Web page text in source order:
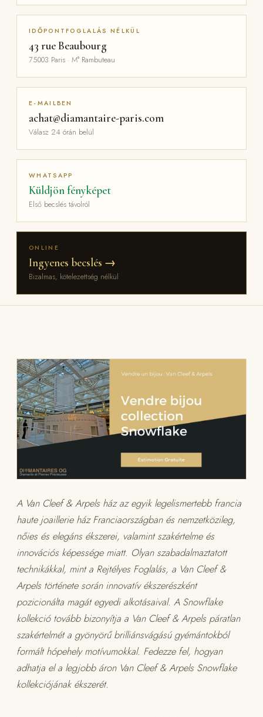
IDŐPONTFOGLALÁS NÉLKÜL
43 rue Beaubourg
75003 Paris · M° Rambuteau
E-MAILBEN
achat@diamantaire-paris.com
Válasz 24 órán belül
WHATSAPP
Küldjön fényképet
Első becslés távolról
ONLINE
Ingyenes becslés →
Bizalmas, kötelezettség nélkül
A Van Cleef & Arpels ház az egyik legelismertebb francia
haute joaillerie ház Franciaországban és nemzetközileg,
nőies és elegáns ékszerei, valamint szakértelme és
innovációs képessége miatt. Olyan szabadalmaztatott
technikákkal, mint a Rejtélyes Foglalás, a Van Cleef &
Arpels története során innovatív ékszerészként
pozicionálta magát egyedi alkotásaival. A Snowflake
kollekció tovább bizonyítja a Van Cleef & Arpels páratlan
szakértelmét a gyönyörű brilliánsvágású gyémántokból
formált hópehely motívumokkal. Fedezze fel, hogyan
adhatja el a legjobb áron Van Cleef & Arpels Snowflake
kollekciójának ékszerét.